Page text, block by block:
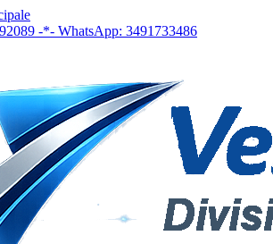
-*- WhatsApp: 3491733486